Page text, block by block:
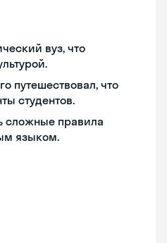
вуз, что
путешествовал, что
студентов.
сложные правила
языком.